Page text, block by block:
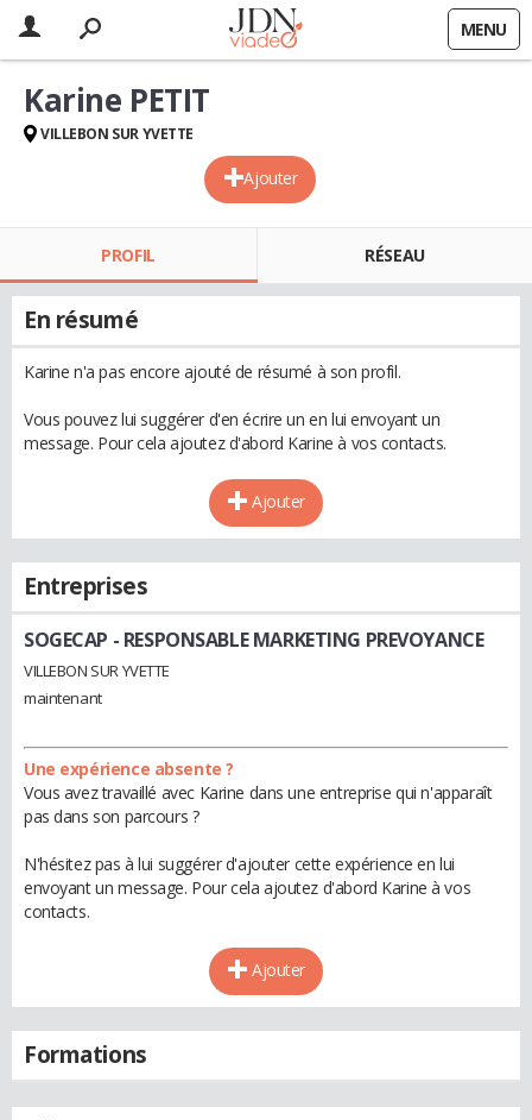
MENU
Ajouter
Karine PETIT
VILLEBON SUR YVETTE
PROFIL RÉSEAU
En résumé
Karine n'a pas encore ajouté de résumé à son profil.
Vous pouvez lui suggérer d'en écrire un en lui envoyant un
message. Pour cela ajoutez d'abord Karine à vos contacts.
Ajouter
Entreprises
SOGECAP - RESPONSABLE MARKETING PREVOYANCE
VILLEBON SUR YVETTE
maintenant
Une expérience absente ?
Vous avez travaillé avec Karine dans une entreprise qui n'apparaît
pas dans son parcours ?
N'hésitez pas à lui suggérer d'ajouter cette expérience en lui
envoyant un message. Pour cela ajoutez d'abord Karine à vos
contacts.
Ajouter
Formations